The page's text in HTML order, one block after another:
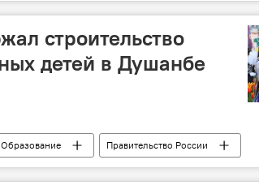
строительство
детей в Душанбе
Образование Правительство России